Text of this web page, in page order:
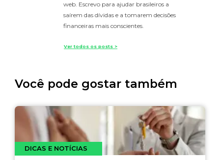
web. Escrevo para ajudar brasileiros a
saírem das dívidas e a tomarem decisões
financeiras mais conscientes.
Ver todos os posts >
Você pode gostar também
DICAS E NOTÍCIAS